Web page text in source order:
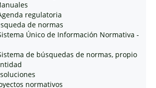
regulatoria
de normas
Único de Información Normativa -
de búsquedas de normas, propio
normativos